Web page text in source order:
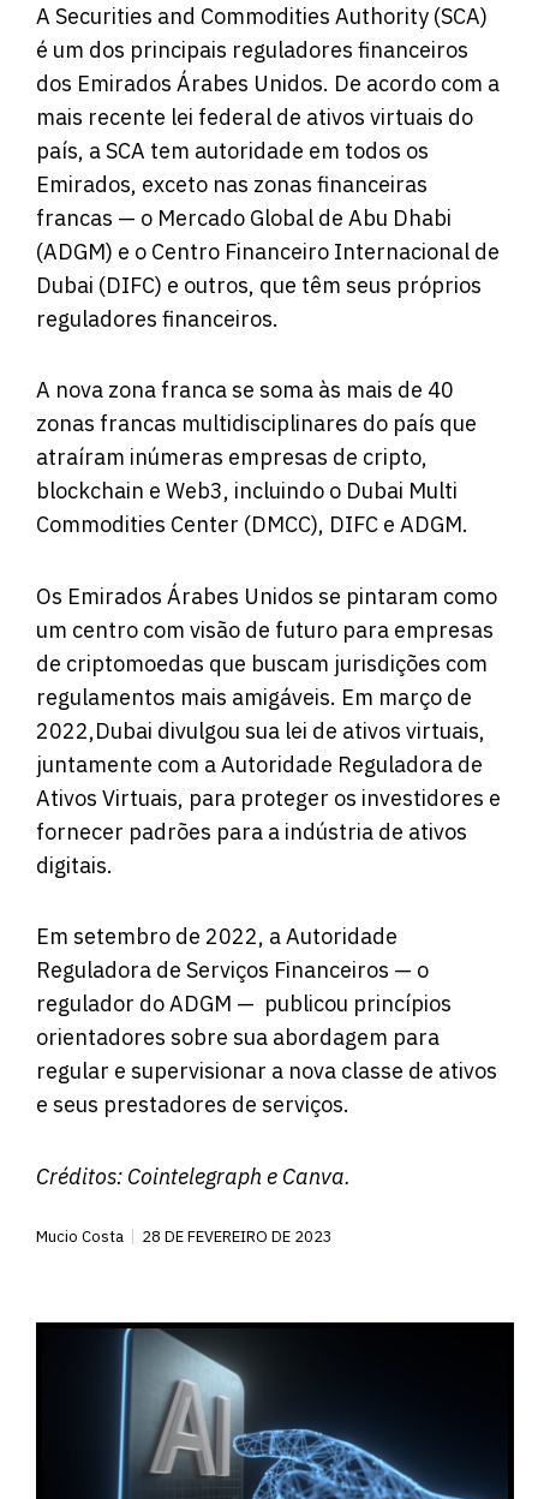
A Securities and Commodities Authority (SCA)
é um dos principais reguladores financeiros
dos Emirados Árabes Unidos. De acordo com a
mais recente lei federal de ativos virtuais do
país, a SCA tem autoridade em todos os
Emirados, exceto nas zonas financeiras
francas — o Mercado Global de Abu Dhabi
(ADGM) e o Centro Financeiro Internacional de
Dubai (DIFC) e outros, que têm seus próprios
reguladores financeiros.
A nova zona franca se soma às mais de 40
zonas francas multidisciplinares do país que
atraíram inúmeras empresas de cripto,
blockchain e Web3, incluindo o Dubai Multi
Commodities Center (DMCC), DIFC e ADGM.
Os Emirados Árabes Unidos se pintaram como
um centro com visão de futuro para empresas
de criptomoedas que buscam jurisdições com
regulamentos mais amigáveis. Em março de
2022,Dubai divulgou sua lei de ativos virtuais,
juntamente com a Autoridade Reguladora de
Ativos Virtuais, para proteger os investidores e
fornecer padrões para a indústria de ativos
digitais.
Em setembro de 2022, a Autoridade
Reguladora de Serviços Financeiros — o
regulador do ADGM — publicou princípios
orientadores sobre sua abordagem para
regular e supervisionar a nova classe de ativos
e seus prestadores de serviços.
Créditos: Cointelegraph e Canva.
Mucio Costa 28 DE FEVEREIRO DE 2023